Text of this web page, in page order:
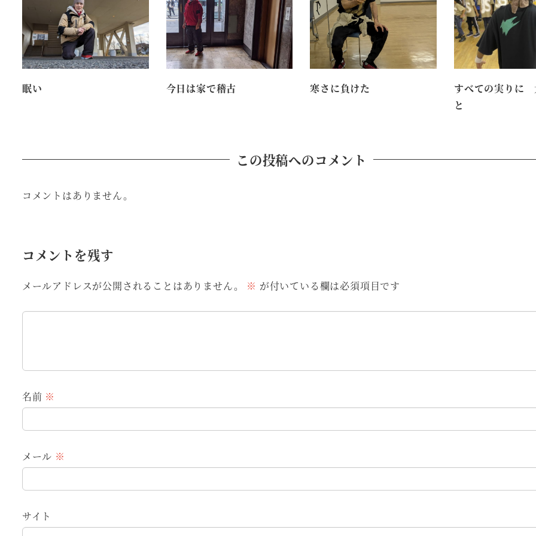
眠い 今日は家で稽古 寒さに負けた
すべての実りに
と
この投稿へのコメント
コメントはありません。
コメントを残す
メールアドレスが公開されることはありません。 ※ が付いている欄は必須項目です
名前 ※
メール ※
サイト